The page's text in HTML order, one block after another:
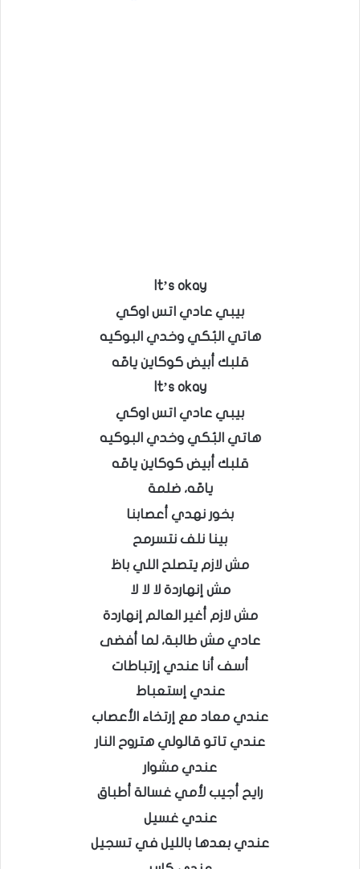
It’s okay
بيبي عادي اتس اوكي
هاتي البُكي وخدي البوكيه
قلبك أبيض كوكاين يامّه
It’s okay
بيبي عادي اتس اوكي
هاتي البُكي وخدي البوكيه
قلبك أبيض كوكاين يامّه
يامّه، ضلمة
بخور نهدي أعصابنا
بينا نلف نتسرمح
مش لازم يتصلح اللي باظ
مش إنهاردة لا لا لا
مش لازم أغير العالم إنهاردة
عادي مش طالبة، لما أفضى
أسف أنا عندي إرتباطات
عندي إستعباط
عندي معاد مع إرتخاء الأعصاب
عندي تاتو قالولي هتروح النار
عندي مشوار
رايح أجيب لأمي غسالة أطباق
عندي غسيل
عندي بعدها بالليل في تسجيل